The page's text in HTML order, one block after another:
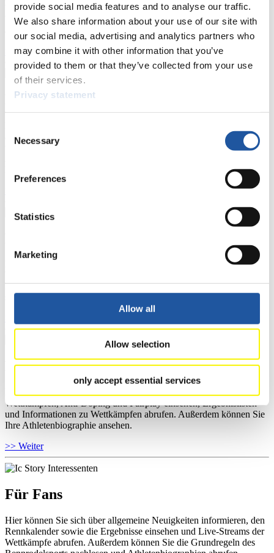
provide social media features and to analyse our traffic.
We also share information about your use of our site with
our social media, advertising and analytics partners who
may combine it with other information that you’ve
provided to them or that they’ve collected from your use
of their services.
Privacy statement
Selection
Necessary
Preferences
Statistics
Marketing
Allow all
Allow selection
only accept essential services
Wettkämpfen. Außerdem können Sie Ihre Medienakkreditierung
beantragen, die Grundregeln des Rennrodelsports einsehen und
allgemeine Neuigkeiten einholen.
>> Weiter
Für Nationale Verbände
aktuelle Regelwerk sowie Richtlinien zu Wettkämpfen, Anti-Doping
und Fairplay nachlesen, auf Athletenbiographien zugreifen,
Hier können Sie das aktuelle Regelwerk sowie Richtlinien zu
Kontaktpersonen für Wettkämpfe und Sponsoren informieren,
sowie Informationen über Wettkämpfe abrufen.
Für Athleten
Hier können Sie das aktuelle Regelwerk sowie Richtlinien zu
Wettkämpfen, Anti-Doping und Fairplay einsehen, Ergebnislisten
und Informationen zu Wettkämpfen abrufen. Außerdem können Sie
Ihre Athletenbiographie ansehen.
>> Weiter
Für Fans
Hier können Sie sich über allgemeine Neuigkeiten informieren, den
Rennkalender sowie die Ergebnisse einsehen und Live-Streams der
Wettkämpfe abrufen. Außerdem können Sie die Grundregeln des